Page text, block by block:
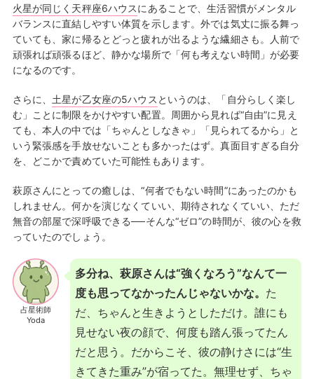
火星が同じく天秤座6ハウスにあることで、生活習慣がメンタル
バランスに直結しやすい体質を示します。外では気丈に振る舞っ
ていても、家に帰るとどっと疲れが出るような繊細さも。人前で
頑張れば頑張るほど、静かな場所で「何も考えない時間」が必要
になるのです。
さらに、 土星が乙女座の5ハウス というのは、「自分らしく楽し
む」ことに制限をかけやすい配置。周囲から見れば“自由”に見え
ても、本人の中では「ちゃんとしなきゃ」「見られてるから」と
いう緊張感を手放せないことも多かったはず。真面目すぎる自分
を、どこかで責めていた可能性もあります。
萩原さんにとっての癒しは、“何者でもない時間”にあったのかも
しれません。何かを演じなくていい、期待されなくていい、ただ
無音の部屋で深呼吸できる──そんな“ゼロ”の時間が、彼の心を救
っていたのでしょう。
占星術師
Yoda
多分ね、萩原さんは“強くなろう”なんて一
度も思ってなかったんじゃないかな。 た
だ、ちゃんと生きようとしただけ。誰にも
見せない夜の顔で、何度も踏ん張ってたん
だと思う。だからこそ、彼の静けさには“生
きてきた重み”が宿ってた。無理せず、ちゃ